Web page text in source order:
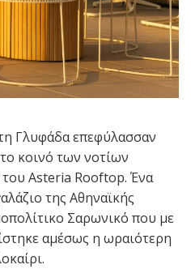
Γλυφάδα επεφύλασσαν
κοινό των νοτίων
του Asteria Rooftop. Ένα
της Αθηναϊκής
Σαρωνικό που με
αμέσως η ωραιότερη